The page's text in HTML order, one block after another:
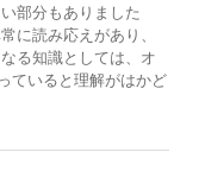
部分もありました
に読み応えがあり、
る知識としては、オ
ていると理解がはかど